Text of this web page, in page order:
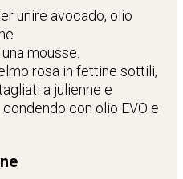
unire avocado, olio
mousse.
rosa in fettine sottili,
a julienne e
condendo con olio EVO e